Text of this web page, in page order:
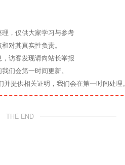
，仅供大家学习与参考
对其真实性负责。
访客发现请向站长举报
们会第一时间更新。
提供相关证明，我们会在第一时间处理。
THE END